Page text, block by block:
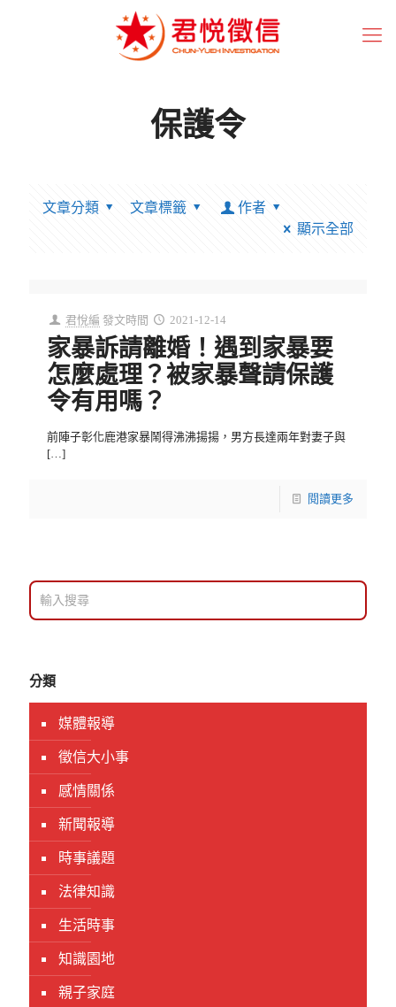
保護令
文章分類 文章標籤
作者
顯示全部
君悅編 發文時間 2021-12-14
家暴訴請離婚！遇到家暴要
怎麼處理？被家暴聲請保護
令有用嗎？
前陣子彰化鹿港家暴鬧得沸沸揚揚，男方長達兩年對妻子與
[…]
閱讀更多
分類
媒體報導
徵信大小事
感情關係
新聞報導
時事議題
法律知識
生活時事
知識園地
親子家庭